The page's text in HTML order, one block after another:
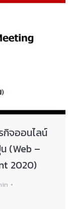
กิจออนไลน์
(Web –
2020)